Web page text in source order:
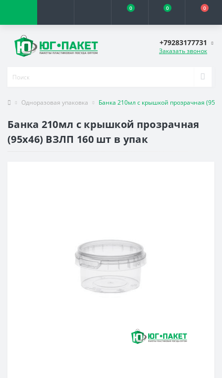
0 0 0
+79283177731
Заказать звонок
Одноразовая упаковка Банка 210мл с крышкой прозрачная
Банка 210мл с крышкой прозрачная
(95х46) ВЗЛП 160 шт в упак